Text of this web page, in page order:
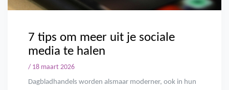
7 tips om meer uit je sociale
media te halen
/ 18 maart 2026
Dagbladhandels worden alsmaar moderner, ook in hun